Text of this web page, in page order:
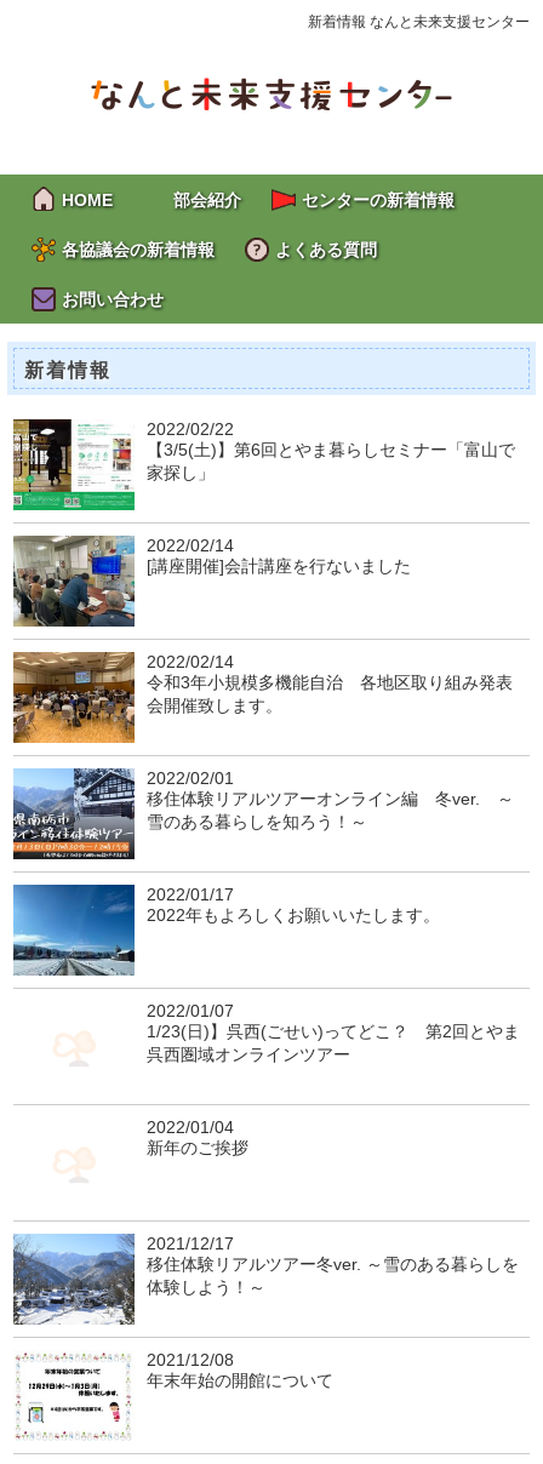
新着情報 なんと未来支援センター
HOME 部会紹介 センターの新着情報
各協議会の新着情報 よくある質問
お問い合わせ
新着情報
2022/02/22
【3/5(土)】第6回とやま暮らしセミナー「富山で
家探し」
2022/02/14
[講座開催]会計講座を行ないました
2022/02/14
令和3年小規模多機能自治 各地区取り組み発表
会開催致します。
2022/02/01
移住体験リアルツアーオンライン編 冬ver. ～
雪のある暮らしを知ろう！～
2022/01/17
2022年もよろしくお願いいたします。
2022/01/07
1/23(日)】呉西(ごせい)ってどこ？ 第2回とやま
呉西圏域オンラインツアー
2022/01/04
新年のご挨拶
2021/12/17
移住体験リアルツアー冬ver. ～雪のある暮らしを
体験しよう！～
2021/12/08
年末年始の開館について